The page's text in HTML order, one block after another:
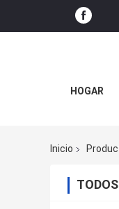
HOGAR
Inicio